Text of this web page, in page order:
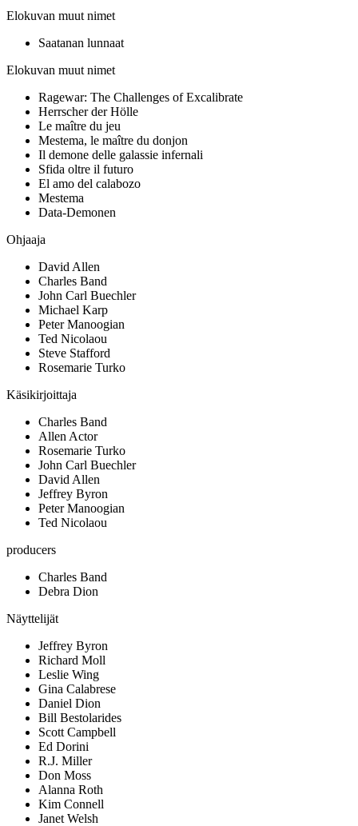
Elokuvan muut nimet
Saatanan lunnaat
Elokuvan muut nimet
Ragewar: The Challenges of Excalibrate
Herrscher der Hölle
Le maître du jeu
Mestema, le maître du donjon
Il demone delle galassie infernali
Sfida oltre il futuro
El amo del calabozo
Mestema
Data-Demonen
Ohjaaja
David Allen
Charles Band
John Carl Buechler
Michael Karp
Peter Manoogian
Ted Nicolaou
Steve Stafford
Rosemarie Turko
Käsikirjoittaja
Charles Band
Allen Actor
Rosemarie Turko
John Carl Buechler
David Allen
Jeffrey Byron
Peter Manoogian
Ted Nicolaou
producers
Charles Band
Debra Dion
Näyttelijät
Jeffrey Byron
Richard Moll
Leslie Wing
Gina Calabrese
Daniel Dion
Bill Bestolarides
Scott Campbell
Ed Dorini
R.J. Miller
Don Moss
Alanna Roth
Kim Connell
Janet Welsh